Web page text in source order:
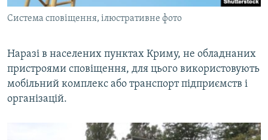
Система сповіщення, ілюстративне фото
Наразі в населених пунктах Криму, не обладнаних
пристроями сповіщення, для цього використовують
мобільний комплекс або транспорт підприємств і
організацій.